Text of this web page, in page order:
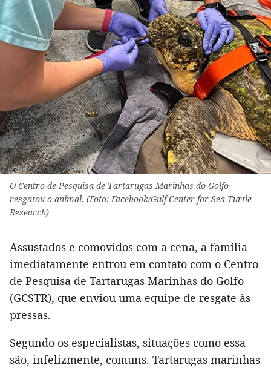
O Centro de Pesquisa de Tartarugas Marinhas do Golfo
resgatou o animal. (Foto: Facebook/Gulf Center for Sea Turtle
Research)
Assustados e comovidos com a cena, a família
imediatamente entrou em contato com o Centro
de Pesquisa de Tartarugas Marinhas do Golfo
(GCSTR), que enviou uma equipe de resgate às
pressas.
Segundo os especialistas, situações como essa
são, infelizmente, comuns. Tartarugas marinhas